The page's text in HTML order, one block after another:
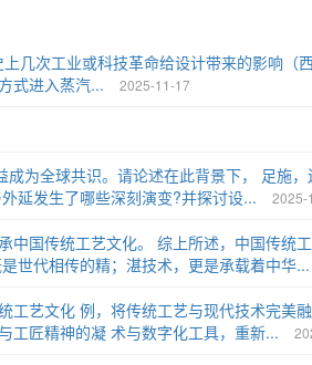
几次工业或科技革命给设计带来的影响（
式进入蒸汽...
2025-11-17
成为全球共识。请论述在此背景下， 足施
延发生了哪些深刻演变?并探讨设...
2025-
中国传统工艺文化。 综上所述，中国传统
世代相传的精；湛技术，更是承载着中华...
工艺文化 例，将传统工艺与现代技术完美
工匠精神的凝 术与数字化工具，重新...